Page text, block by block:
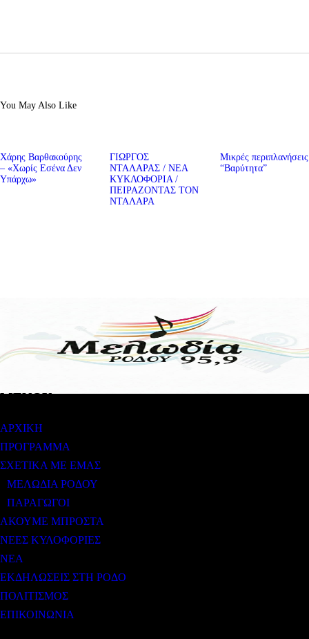
You May Also Like
Χάρης Βαρθακούρης
– «Χωρίς Εσένα Δεν
Υπάρχω»
ΓΙΩΡΓΟΣ
ΝΤΑΛΑΡΑΣ / ΝΕA
ΚΥΚΛΟΦΟΡΙΑ /
ΠΕΙΡΑΖΟΝΤΑΣ ΤΟΝ
ΝΤΑΛΑΡΑ
Μικρές περιπλανήσεις
“Βαρύτητα”
ΜΕΝΟΥ
ΑΡΧΙΚΗ
ΠΡΟΓΡΑΜΜΑ
ΣΧΕΤΙΚΑ ΜΕ ΕΜΑΣ
ΜΕΛΩΔΙΑ ΡΟΔΟΥ
ΠΑΡΑΓΩΓΟΙ
ΑΚΟΥΜΕ ΜΠΡΟΣΤΑ
ΝΕΕΣ ΚΥΛΟΦΟΡΙΕΣ
ΝΕΑ
ΕΚΔΗΛΩΣΕΙΣ ΣΤΗ ΡΟΔΟ
ΠΟΛΙΤΙΣΜΟΣ
ΕΠΙΚΟΙΝΩΝΙΑ